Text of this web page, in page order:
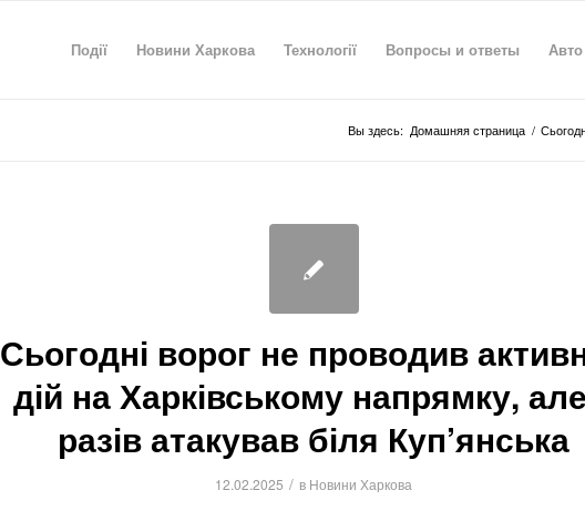
Події Новини Харкова Технології Вопросы и ответы
Вы здесь: Домашняя страница /
Сьогодні ворог не проводив
дій на Харківському напрямку,
разів атакував біля Куп’янська
12.02.2025 / в Новини Харкова